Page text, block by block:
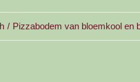
Pizzabodem van bloemkool en